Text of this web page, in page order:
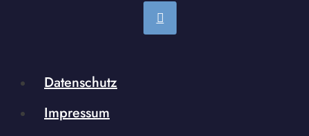
Datenschutz
Impressum